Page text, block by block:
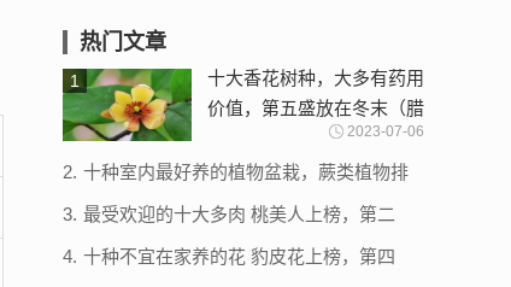
热门文章
1
十大香花树种，大多有药用
价值，第五盛放在冬末（腊
2023-07-06
2. 十种室内最好养的植物盆栽，蕨类植物排
3. 最受欢迎的十大多肉 桃美人上榜，第二
4. 十种不宜在家养的花 豹皮花上榜，第四